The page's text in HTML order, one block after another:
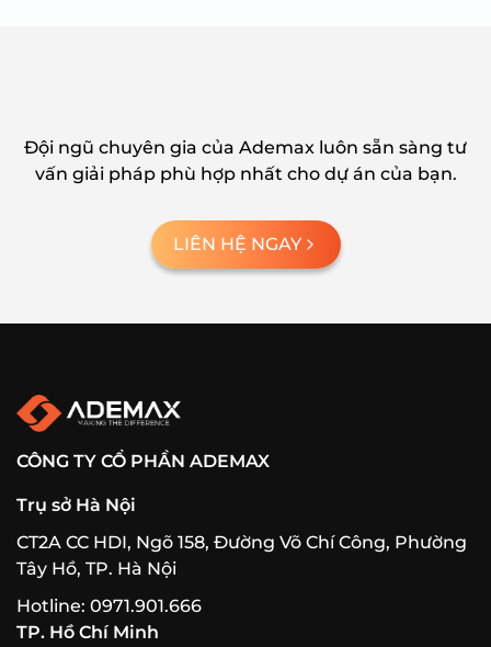
Đội ngũ chuyên gia của Ademax luôn sẵn sàng tư
vấn giải pháp phù hợp nhất cho dự án của bạn.
LIÊN HỆ NGAY
CÔNG TY CỔ PHẦN ADEMAX
Trụ sở Hà Nội
CT2A CC HDI, Ngõ 158, Đường Võ Chí Công, Phường
Tây Hồ, TP. Hà Nội
Hotline: 0971.901.666
TP. Hồ Chí Minh